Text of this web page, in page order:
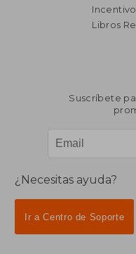
Libros
Suscríbete
¿Necesitas ayuda?
Ir a Centro de Soporte